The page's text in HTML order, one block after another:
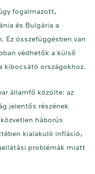
fogalmazott,
és Bulgária a
Ez összefüggésben van
védhetők a külső
kibocsátó országokhoz.
államfő közölte: az
jelentős részének
háborús
kialakuló infláció,
problémák miatt